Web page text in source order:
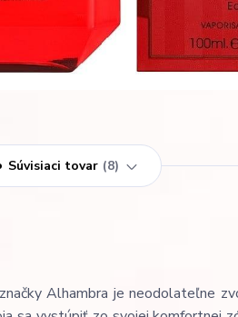
Súvisiaci tovar 8
Alhambra je neodolateľne